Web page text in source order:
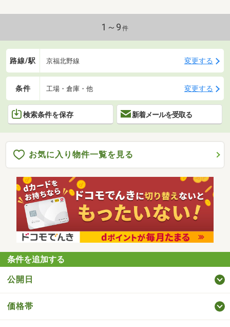
1～9 件
路線/駅 京福北野線 変更する
条件 工場・倉庫・他 変更する
検索条件を保存 新着メールを受取る
お気に入り物件一覧を見る
条件を追加する
公開日
価格帯